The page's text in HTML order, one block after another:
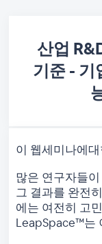
산업
기준 - 기
이 웹세미나에
많은 연구자들
그 결과를 완전
에는 여전히 고
LeapSpace™는